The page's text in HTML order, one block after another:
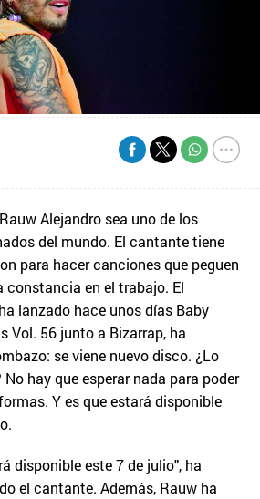
Alejandro sea uno de los
del mundo. El cantante tiene
para hacer canciones que peguen
constancia en el trabajo. El
lanzado hace unos días Baby
Vol. 56 junto a Bizarrap, ha
se viene nuevo disco. ¿Lo
hay que esperar nada para poder
Y es que estará disponible
disponible este 7 de julio", ha
el cantante. Además, Rauw ha